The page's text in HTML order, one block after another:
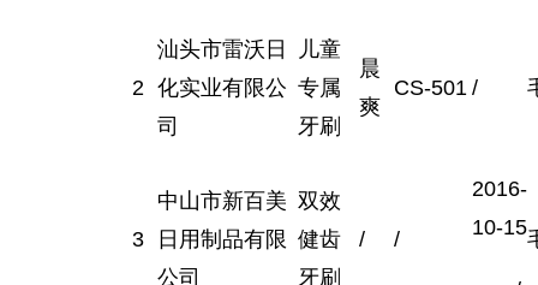
2
汕头市雷沃日
化实业有限公
司
儿童
专属
牙刷
晨
爽
CS-501 /
3
中山市新百美
日用制品有限
公司
双效
健齿
牙刷
/ /
2016-
10-15